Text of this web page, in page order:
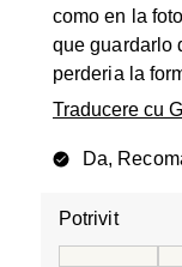
como en la
que guardarlo
perderia la
Traducere cu
Da,
Potrivit